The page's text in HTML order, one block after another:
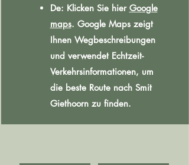
De: Klicken Sie hier Google
maps. Google Maps zeigt
Ihnen Wegbeschreibungen
und verwendet Echtzeit-
Verkehrsinformationen, um
die beste Route nach Smit
Giethoorn zu finden.